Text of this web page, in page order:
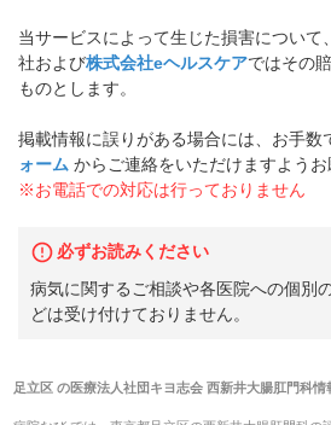
当サービスによって生じた損害について
社および株式会社eヘルスケアではその
ものとします。
掲載情報に誤りがある場合には、お手数
ォーム からご連絡をいただけますようお
※お電話での対応は行っておりません
必ずお読みください
病気に関するご相談や各医院への個別
どは受け付けておりません。
足立区の医療法人社団キヨ志会 西新井大腸肛門科情